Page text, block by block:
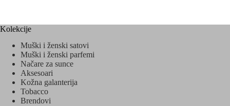
Kolekcije
Muški i ženski satovi
Muški i ženski parfemi
Načare za sunce
Aksesoari
Kožna galanterija
Tobacco
Brendovi